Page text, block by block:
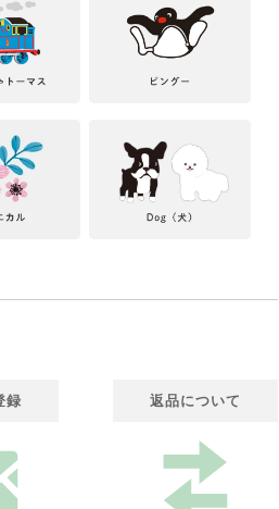
録 返品について